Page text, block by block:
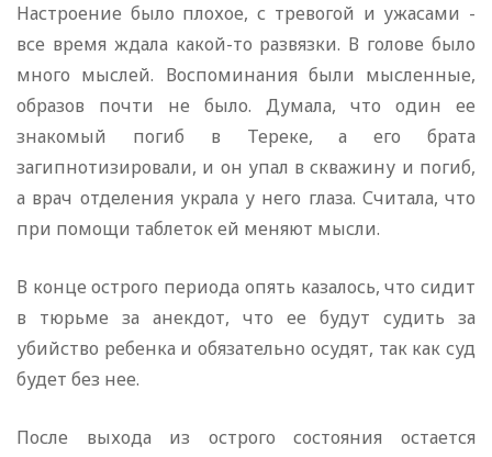
Настроение было плохое, с тревогой и ужасами -
все время ждала какой-то развязки. В голове было
много мыслей. Воспоминания были мысленные,
образов почти не было. Думала, что один ее
знакомый погиб в Тереке, а его брата
загипнотизировали, и он упал в скважину и погиб,
а врач отделения украла у него глаза. Считала, что
при помощи таблеток ей меняют мысли.
В конце острого периода опять казалось, что сидит
в тюрьме за анекдот, что ее будут судить за
убийство ребенка и обязательно осудят, так как суд
будет без нее.
После выхода из острого состояния остается